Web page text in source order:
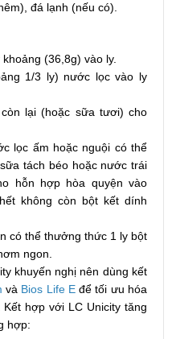
đá lạnh (nếu có).
(36,8g) vào ly.
1/3 ly) nước lọc vào ly
lại (hoặc sữa tươi) cho
lọc ấm hoặc nguội có thể
tách béo hoặc nước trái
hỗn hợp hòa quyện vào
không còn bột kết dính
có thể thưởng thức 1 ly bột
ngon.
khuyến nghị nên dùng kết
và Bios Life Eđể tối ưu hóa
hợp với LC Unicity tăng
hợp: